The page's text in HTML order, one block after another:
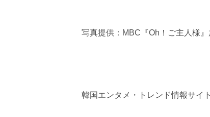
写真提供：MBC『Oh！ご主人様
韓国エンタメ・トレンド情報サイ